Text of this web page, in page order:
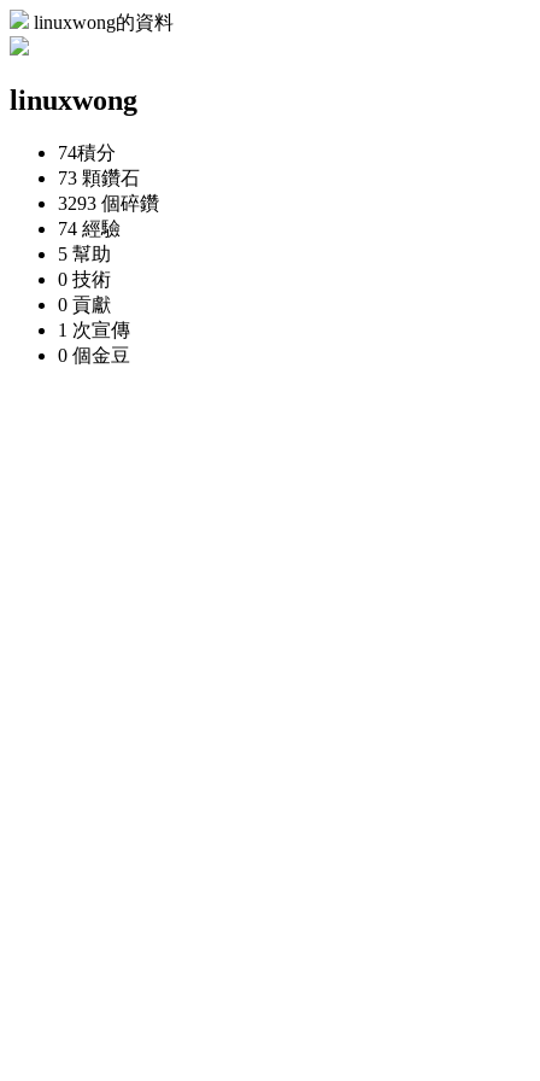
linuxwong的資料
linuxwong
74積分
73 顆鑽石
3293 個碎鑽
74 經驗
5 幫助
0 技術
0 貢獻
1 次宣傳
0 個金豆